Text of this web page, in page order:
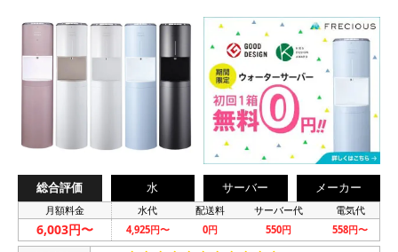
総合評価 水 サーバー メーカー
月額料金 水代 配送料 サーバー代 電気代
6,003円〜 4,925円〜 0円 550円 558円〜